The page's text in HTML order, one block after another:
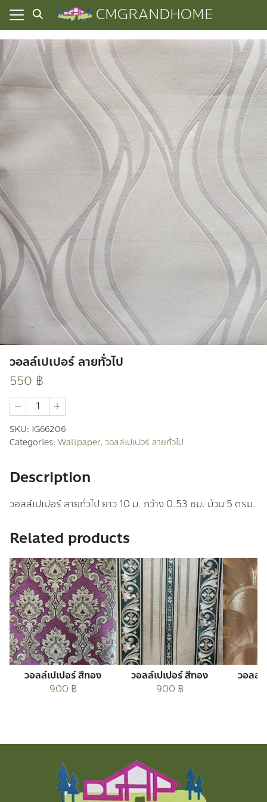
Skip
content
CMGRANDHOME
ความเป็นส่วนตัว
งหมด
ที่ผ่านมา
รา
วอลล์เปเปอร์ ลายทั่วไป
550 ฿
วอ
ลล์
เปเปอร์
ลาย
ทั่วไป
SKU: IG66206
Categories: Wallpaper, วอลล์เปเปอร์ ลายทั่วไป
Description
วอลล์เปเปอร์ ลายทั่วไป ยาว 10 ม. กว้าง 0.53 ซม. ม้วน 5 ตรม.
Related products
วอลล์เปเปอร์ สีทอง
900 ฿
วอลล์เปเปอร์ สีทอง
900 ฿
วอลล์